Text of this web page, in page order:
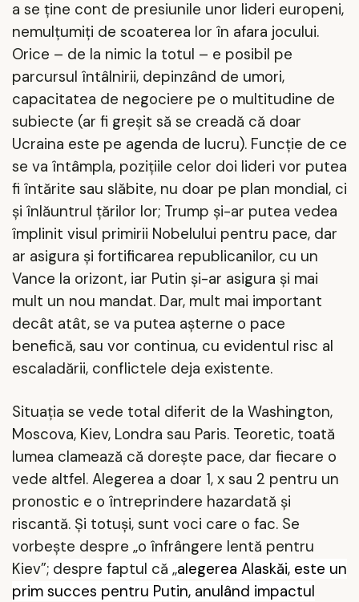
a se ține cont de presiunile unor lideri europeni,
nemulțumiți de scoaterea lor în afara jocului.
Orice – de la nimic la totul – e posibil pe
parcursul întâlnirii, depinzând de umori,
capacitatea de negociere pe o multitudine de
subiecte (ar fi greșit să se creadă că doar
Ucraina este pe agenda de lucru). Funcție de ce
se va întâmpla, pozițiile celor doi lideri vor putea
fi întărite sau slăbite, nu doar pe plan mondial, ci
și înlăuntrul țărilor lor; Trump și-ar putea vedea
împlinit visul primirii Nobelului pentru pace, dar
ar asigura și fortificarea republicanilor, cu un
Vance la orizont, iar Putin și-ar asigura și mai
mult un nou mandat. Dar, mult mai important
decât atât, se va putea așterne o pace
benefică, sau vor continua, cu evidentul risc al
escaladării, conflictele deja existente.
Situația se vede total diferit de la Washington,
Moscova, Kiev, Londra sau Paris. Teoretic, toată
lumea clamează că dorește pace, dar fiecare o
vede altfel. Alegerea a doar 1, x sau 2 pentru un
pronostic e o întreprindere hazardată și
riscantă. Și totuși, sunt voci care o fac. Se
vorbește despre „o înfrângere lentă pentru
Kiev”; despre faptul că „alegerea Alaskăi, este un
prim succes pentru Putin, anulând impactul